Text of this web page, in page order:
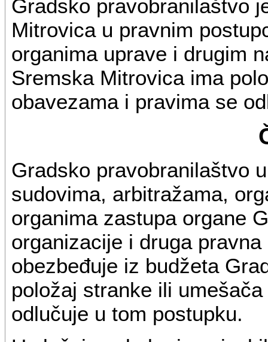
Gradsko pravobranilaštvo
Mitrovica u pravnim
organima uprave i drugim
Sremska Mitrovica ima
obavezama i pravima se
Gradsko pravobranilaštvo
sudovima, arbitražama,
organima zastupa organe
organizacije i druga
obezbeđuje iz budžeta
položaj stranke ili
odlučuje u tom postupku.